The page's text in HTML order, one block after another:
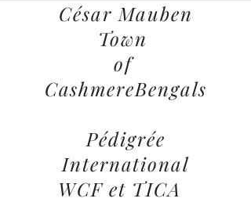
César Mauben
Town
of
CashmereBengals
Pédigrée
International
WCF et TICA